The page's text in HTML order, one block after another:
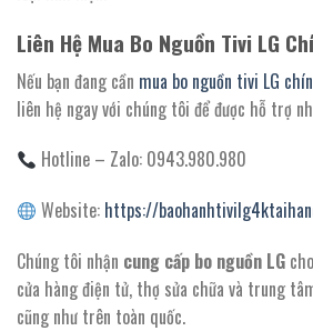
Liên Hệ Mua Bo Nguồn Tivi LG
Nếu bạn đang cần mua bo nguồn tivi LG
liên hệ ngay với chúng tôi để được hỗ trợ
Hotline – Zalo: 0943.980.980
Website: https://
Chúng tôi nhận cung cấp bo nguồn LG
cửa hàng điện tử, thợ sửa chữa và trung
cũng như trên toàn quốc.